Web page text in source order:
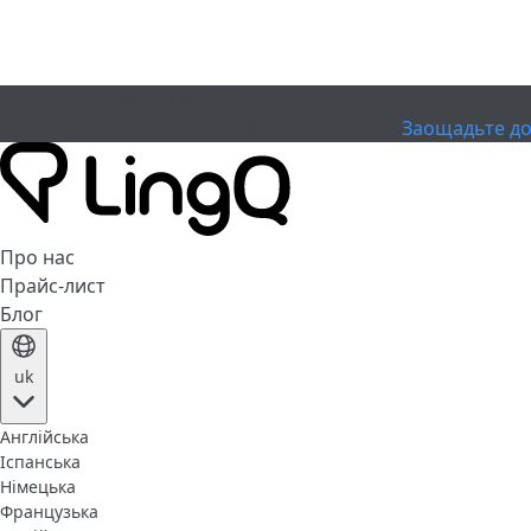
Заощадьте
Про нас
Прайс-лист
Блог
uk
Англійська
Іспанська
Німецька
Французька